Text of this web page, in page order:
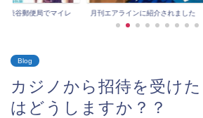
渋谷郵便局でマイレ
月刊エアラインに紹介されました
Blog
カジノから招待を受け
はどうしますか？？